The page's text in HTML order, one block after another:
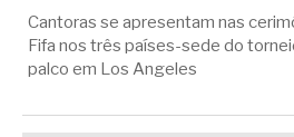
Cantoras se apresentam nas
Fifa nos três países-sede do
palco em Los Angeles